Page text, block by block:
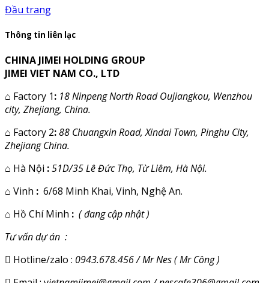
Đầu trang
Thông tin liên lạc
CHINA JIMEI HOLDING GROUP
JIMEI VIET NAM CO., LTD
⌂ Factory 1: 18 Ninpeng North Road Oujiangkou, Wenzhou
city, Zhejiang, China.
⌂ Factory 2:88 Chuangxin Road, Xindai Town, Pinghu City,
Zhejiang China.
⌂ Hà Nội :51D/35 Lê Đức Thọ, Từ Liêm, Hà Nội.
⌂ Vinh : 6/68 Minh Khai, Vinh, Nghệ An.
⌂ Hồ Chí Minh : ( đang cập nhật )
Tư vấn dự án :
Hotline/zalo : 0943.678.456 / Mr Nes ( Mr Công )